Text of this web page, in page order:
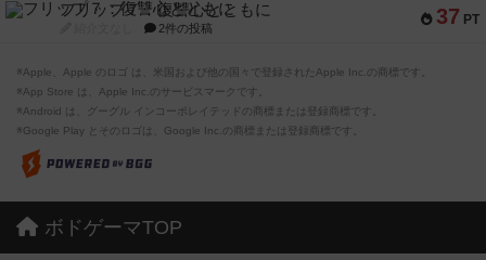
37 PT
フリップ７：復讐心とともに
2件の投稿
※Apple、Apple のロゴ は、米国および他の国々で登録されたApple Inc.の商標です。
※App Store は、Apple Inc.のサービスマークです。
※Android は、グーグル インコーポレイテッドの商標または登録商標です。
※Google Play とそのロゴは、Google Inc.の商標または登録商標です。
ボドゲーマTOP